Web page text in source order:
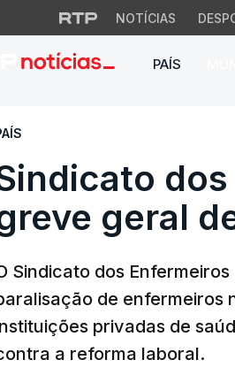
NOTÍCIAS
PAÍS
dos
geral
Sindicato dos
de enfermeiros
privadas de
a reforma laboral.